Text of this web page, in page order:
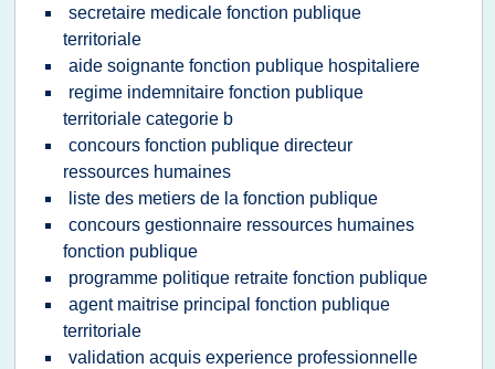
secretaire medicale fonction publique
territoriale
aide soignante fonction publique hospitaliere
regime indemnitaire fonction publique
territoriale categorie b
concours fonction publique directeur
ressources humaines
liste des metiers de la fonction publique
concours gestionnaire ressources humaines
fonction publique
programme politique retraite fonction publique
agent maitrise principal fonction publique
territoriale
validation acquis experience professionnelle